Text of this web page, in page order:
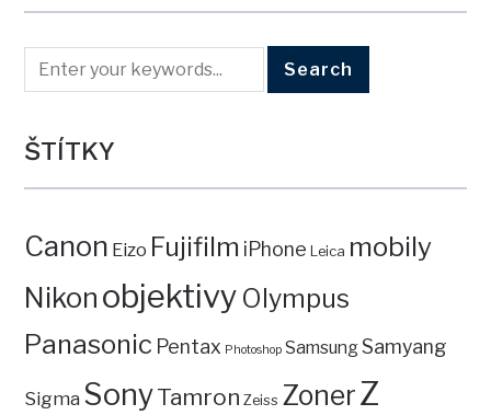
ŠTÍTKY
Canon Eizo Fujifilm iPhone Leica mobily
Nikon objektivy Olympus
Panasonic Pentax Photoshop SamsungSamyang
Sigma SonyTamron Zeiss ZonerZ